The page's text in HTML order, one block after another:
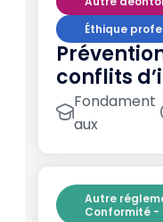
Éthique
conflits
Fondament
aux
Autre
Conformité -